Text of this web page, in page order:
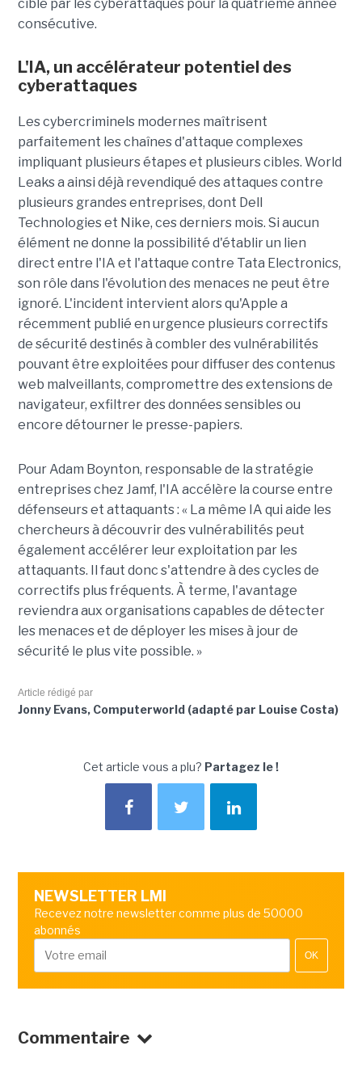
ciblé par les cyberattaques pour la quatrième année
consécutive.
L'IA, un accélérateur potentiel des
cyberattaques
Les cybercriminels modernes maîtrisent
parfaitement les chaînes d'attaque complexes
impliquant plusieurs étapes et plusieurs cibles. World
Leaks a ainsi déjà revendiqué des attaques contre
plusieurs grandes entreprises, dont Dell
Technologies et Nike, ces derniers mois. Si aucun
élément ne donne la possibilité d'établir un lien
direct entre l'IA et l'attaque contre Tata Electronics,
son rôle dans l'évolution des menaces ne peut être
ignoré. L'incident intervient alors qu'Apple a
récemment publié en urgence plusieurs correctifs
de sécurité destinés à combler des vulnérabilités
pouvant être exploitées pour diffuser des contenus
web malveillants, compromettre des extensions de
navigateur, exfiltrer des données sensibles ou
encore détourner le presse-papiers.
PourAdam Boynton, responsable de la stratégie
entreprises chezJamf, l'IA accélère la course entre
défenseurs et attaquants : « La même IA qui aide les
chercheurs à découvrir des vulnérabilités peut
également accélérer leur exploitation par les
attaquants. Il faut donc s'attendre à des cycles de
correctifs plus fréquents. À terme, l'avantage
reviendra aux organisations capables de détecter
les menaces et de déployer les mises à jour de
sécurité le plus vite possible. »
Article rédigé par
Jonny Evans, Computerworld (adapté par Louise Costa)
Cet article vous a plu? Partagez le !
NEWSLETTER LMI
Recevez notre newsletter comme plus de 50000
abonnés
OK
Commentaire